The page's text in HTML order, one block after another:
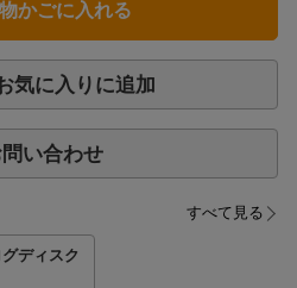
かごに入れる
気に入りに追加
い合わせ
すべて見る
ディスク